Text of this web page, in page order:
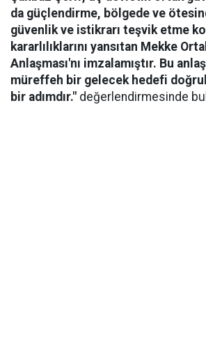
da güçlendirme, bölgede ve
güvenlik ve istikrarı teşvik etme
kararlılıklarını yansıtan Mekke
Anlaşması'nı imzalamıştır. Bu
müreffeh bir gelecek hedefi
bir adımdır." değerlendirmesinde